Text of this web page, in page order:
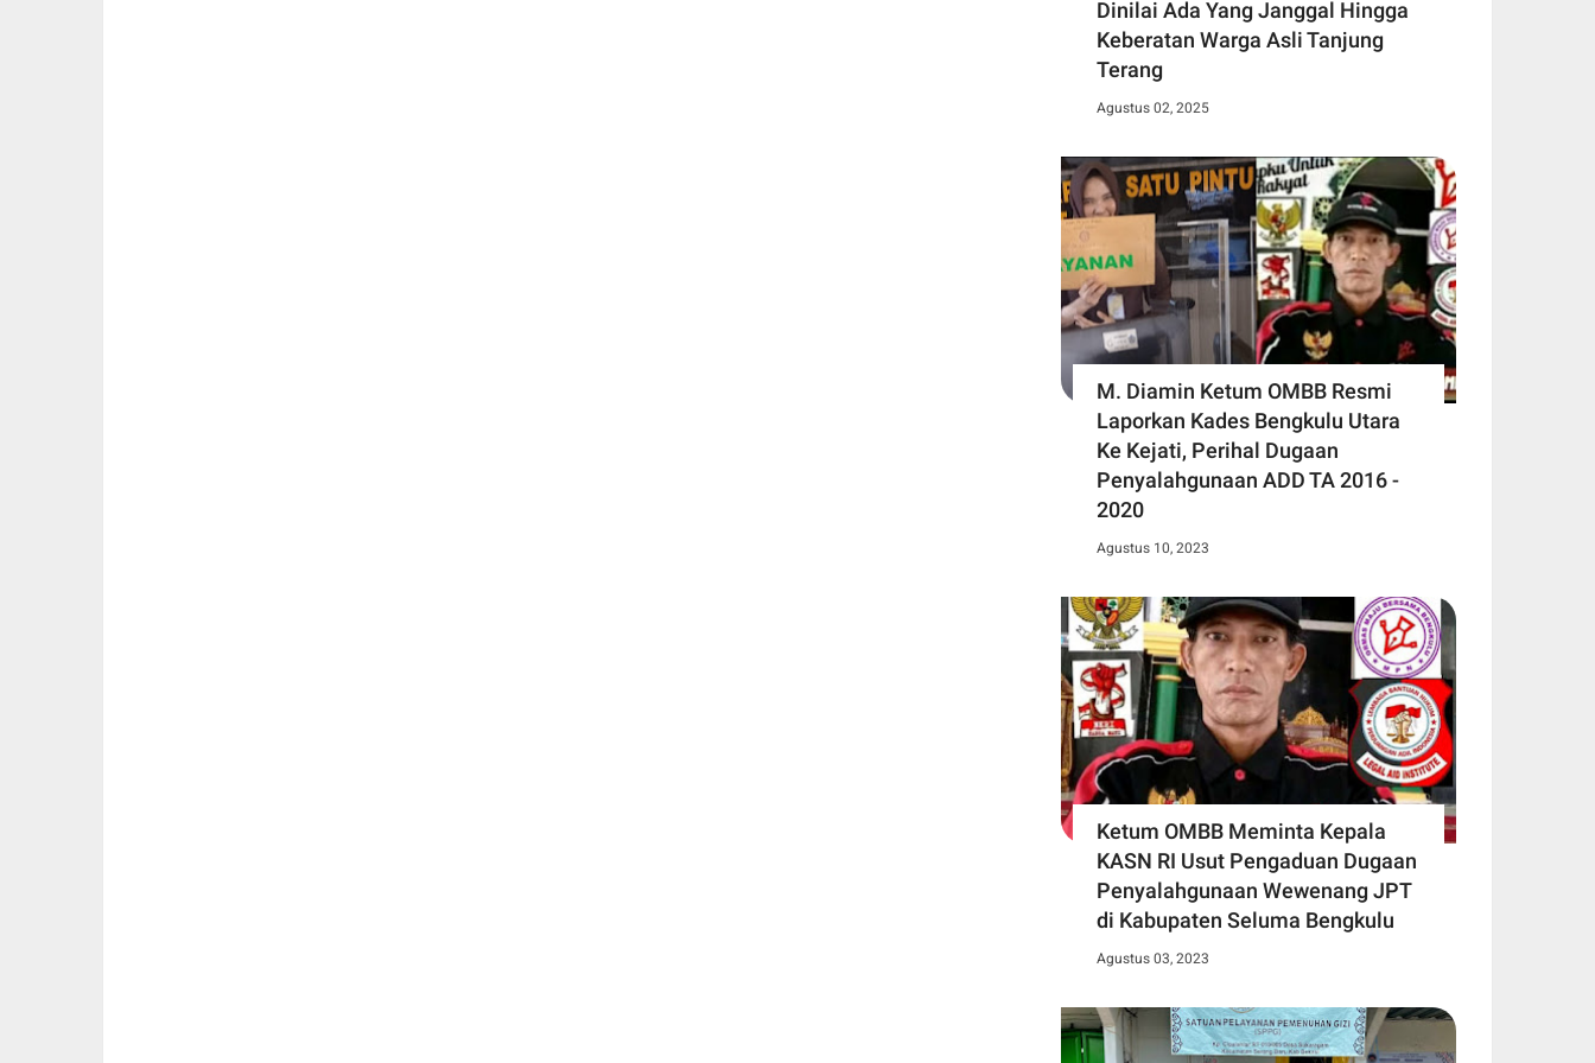
Dinilai Ada Yang Janggal Hingga
Keberatan Warga Asli Tanjung
Terang
Agustus 02, 2025
M. Diamin Ketum OMBB Resmi
Laporkan Kades Bengkulu Utara
Ke Kejati, Perihal Dugaan
Penyalahgunaan ADD TA 2016 -
2020
Agustus 10, 2023
Ketum OMBB Meminta Kepala
KASN RI Usut Pengaduan Dugaan
Penyalahgunaan Wewenang JPT
di Kabupaten Seluma Bengkulu
Agustus 03, 2023